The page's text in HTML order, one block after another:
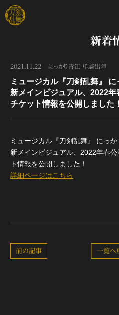
新着
2021.11.22 にっかり青江 単騎出陣
ミュージカル『刀剣乱舞』
新メインビジュアル、2022年
チケット情報を公開しました！
ミュージカル『刀剣乱舞』 にっ
新メインビジュアル、2022年春
ト情報を公開しました！
詳細ページはこちら
一覧へ
前の記事